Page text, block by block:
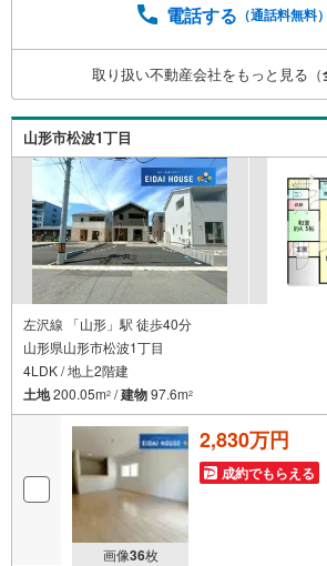
ご相談はもちろん、ご購入時に気に
店舗ではキッズスペースも完備！
で、ぜひお越しください。営業時間
火・水曜日 ※店舗により変動あり
すので、どうぞお気軽にお問い合わ
電話する （通話料無料）
取り扱い不動産会社をもっと見る（
山形市松波1丁目
左沢線 「山形」駅 徒歩40分
山形県山形市松波1丁目
4LDK / 地上2階建
土地200.05m2 /建物97.6m2
画像36枚
2,830万円
成約でもらえる